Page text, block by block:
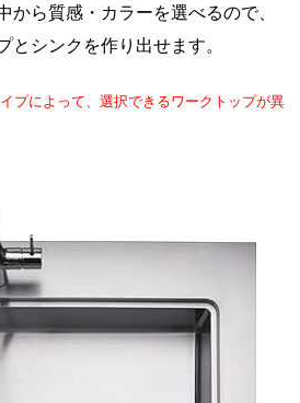
から質感・カラーを選べるので、
とシンクを作り出せます。
プによって、選択できるワークトップが異